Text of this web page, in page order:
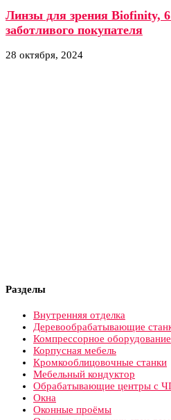
Линзы для зрения Biofinity,
заботливого покупателя
28 октября, 2024
Разделы
Внутренняя отделка
Деревообрабатывающие
Компрессорное оборудование
Корпусная мебель
Кромкооблицовочные станки
Мебельный кондуктор
Обрабатывающие центры с
Окна
Оконные проёмы